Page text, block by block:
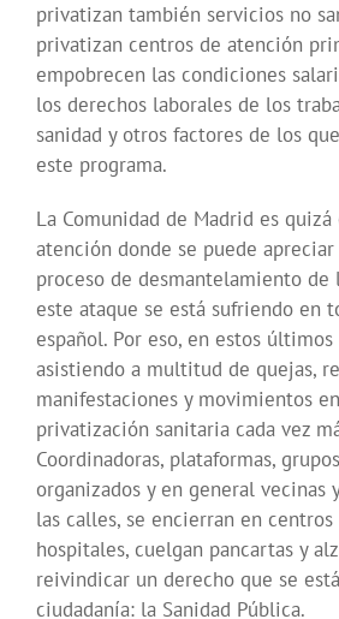
privatizan también servicios no
privatizan centros de atención
empobrecen las condiciones
los derechos laborales de los
sanidad y otros factores de los
este programa.
La Comunidad de Madrid es
atención donde se puede
proceso de desmantelamiento de
este ataque se está sufriendo en
español. Por eso, en estos
asistiendo a multitud de quejas,
manifestaciones y movimientos
privatización sanitaria cada vez
Coordinadoras, plataformas,
organizados y en general vecinas
las calles, se encierran en
hospitales, cuelgan pancartas y
reivindicar un derecho que se
ciudadanía: la Sanidad Pública.